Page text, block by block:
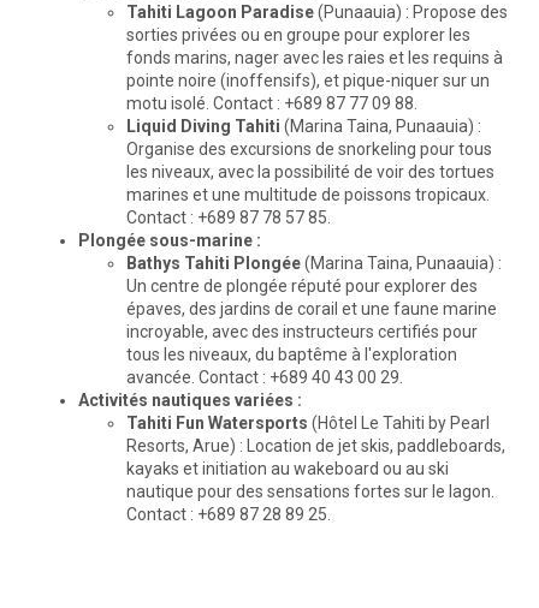
Tahiti Lagoon Paradise(Punaauia) : Propose des
sorties privées ou en groupe pour explorer les
fonds marins, nager avec les raies et les requins à
pointe noire (inoffensifs), et pique-niquer sur un
motu isolé. Contact : +689 87 77 09 88.
Liquid Diving Tahiti (Marina Taina, Punaauia) :
Organise des excursions de snorkeling pour tous
les niveaux, avec la possibilité de voir des tortues
marines et une multitude de poissons tropicaux.
Contact : +689 87 78 57 85.
Plongée sous-marine :
Bathys Tahiti Plongée(Marina Taina, Punaauia) :
Un centre de plongée réputé pour explorer des
épaves, des jardins de corail et une faune marine
incroyable, avec des instructeurs certifiés pour
tous les niveaux, du baptême à l'exploration
avancée. Contact : +689 40 43 00 29.
Activités nautiques variées :
Tahiti Fun Watersports (Hôtel Le Tahiti by Pearl
Resorts, Arue) : Location de jet skis, paddleboards,
kayaks et initiation au wakeboard ou au ski
nautique pour des sensations fortes sur le lagon.
Contact : +689 87 28 89 25.